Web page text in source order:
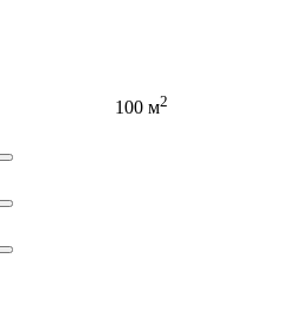
100 м2